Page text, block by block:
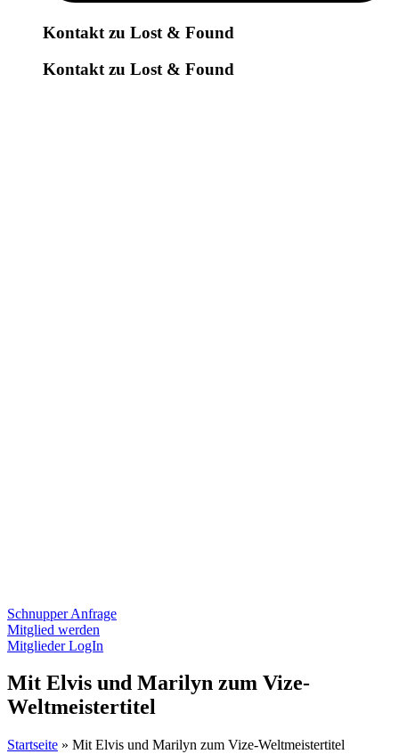
Kontakt zu Lost & Found
Kontakt zu Lost & Found
Schnupper Anfrage
Mitglied werden
Mitglieder LogIn
Mit Elvis und Marilyn zum Vize-
Weltmeistertitel
Startseite » Mit Elvis und Marilyn zum Vize-Weltmeistertitel